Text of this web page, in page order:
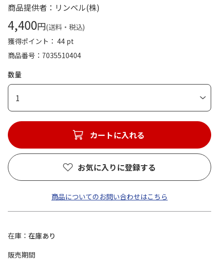
商品提供者：リンベル(株)
4,400円(送料・税込)
獲得ポイント： 44 pt
商品番号
7035510404
数量
1
カートに入れる
お気に入りに登録する
商品についてのお問い合わせはこちら
在庫
在庫あり
販売期間